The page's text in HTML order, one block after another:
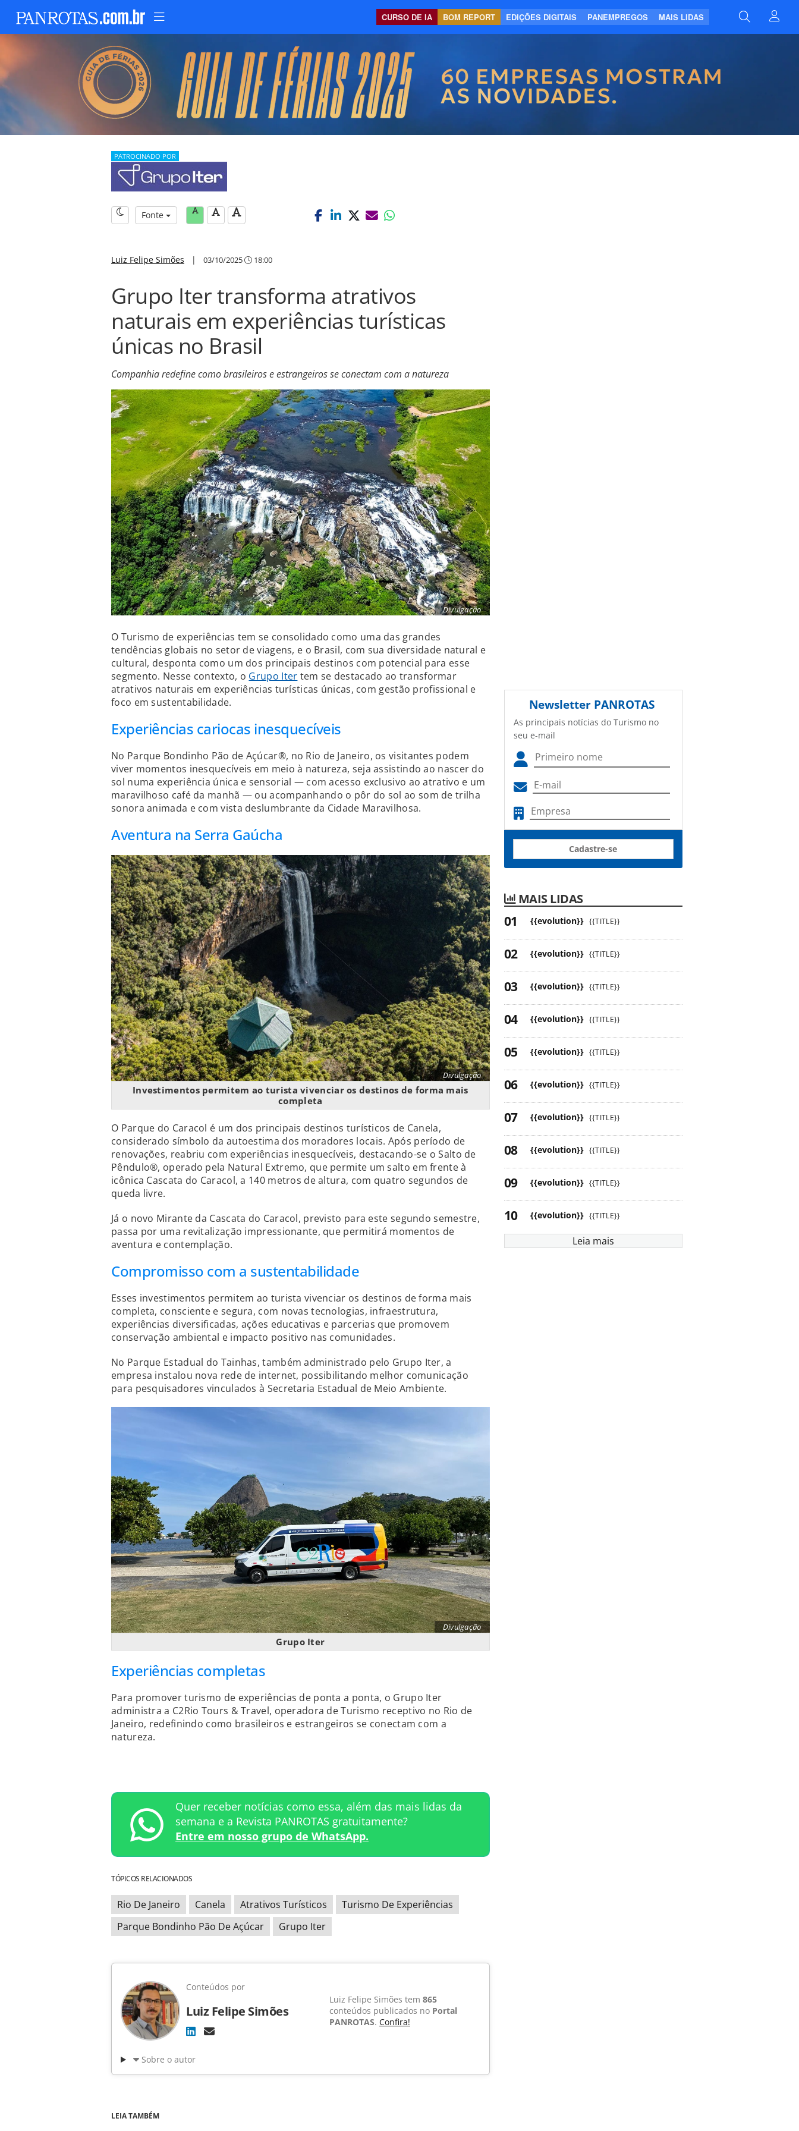
CURSO DE IA BOM REPORT EDIÇÕES DIGITAIS PANEMPREGOS MAIS LIDAS
PATROCINADO POR
Fonte
Luiz Felipe Simões | 03/10/2025 18:00
Grupo Iter transforma atrativos
naturais em experiências turísticas
únicas no Brasil
Companhia redefine como brasileiros e estrangeiros se conectam com a natureza
Divulgação
O Turismo de experiências tem se consolidado como uma das grandes
tendências globais no setor de viagens, e o Brasil, com sua diversidade natural e
cultural, desponta como um dos principais destinos com potencial para esse
segmento. Nesse contexto, o Grupo Iter tem se destacado ao transformar
atrativos naturais em experiências turísticas únicas, com gestão profissional e
foco em sustentabilidade.
Experiências cariocas inesquecíveis
No Parque Bondinho Pão de Açúcar®, no Rio de Janeiro, os visitantes podem
viver momentos inesquecíveis em meio à natureza, seja assistindo ao nascer do
sol numa experiência única e sensorial — com acesso exclusivo ao atrativo e um
maravilhoso café da manhã — ou acompanhando o pôr do sol ao som de trilha
sonora animada e com vista deslumbrante da Cidade Maravilhosa.
Aventura na Serra Gaúcha
Divulgação
Investimentos permitem ao turista vivenciar os destinos de forma mais
completa
O Parque do Caracol é um dos principais destinos turísticos de Canela,
considerado símbolo da autoestima dos moradores locais. Após período de
renovações, reabriu com experiências inesquecíveis, destacando-se o Salto de
Pêndulo®, operado pela Natural Extremo, que permite um salto em frente à
icônica Cascata do Caracol, a 140 metros de altura, com quatro segundos de
queda livre.
Já o novo Mirante da Cascata do Caracol, previsto para este segundo semestre,
passa por uma revitalização impressionante, que permitirá momentos de
aventura e contemplação.
Compromisso com a sustentabilidade
Esses investimentos permitem ao turista vivenciar os destinos de forma mais
completa, consciente e segura, com novas tecnologias, infraestrutura,
experiências diversificadas, ações educativas e parcerias que promovem
conservação ambiental e impacto positivo nas comunidades.
No Parque Estadual do Tainhas, também administrado pelo Grupo Iter, a
empresa instalou nova rede de internet, possibilitando melhor comunicação
para pesquisadores vinculados à Secretaria Estadual de Meio Ambiente.
Divulgação
Grupo Iter
Experiências completas
Para promover turismo de experiências de ponta a ponta, o Grupo Iter
administra a C2Rio Tours & Travel, operadora de Turismo receptivo no Rio de
Janeiro, redefinindo como brasileiros e estrangeiros se conectam com a
natureza.
Quer receber notícias como essa, além das mais lidas da
semana e a Revista PANROTAS gratuitamente?
Entre em nosso grupo de WhatsApp.
TÓPICOS RELACIONADOS
Rio De Janeiro Canela Atrativos Turísticos
Turismo De Experiências
Parque Bondinho Pão De Açúcar
Grupo Iter
Conteúdos por
Luiz Felipe Simões
Luiz Felipe Simões tem 865
conteúdos publicados no Portal
PANROTAS. Confira!
Sobre o autor
LEIA TAMBÉM
Newsletter PANROTAS
As principais notícias do Turismo no
seu e-mail
Cadastre-se
MAIS LIDAS
{{evolution}} {{TITLE}}
{{evolution}} {{TITLE}}
{{evolution}} {{TITLE}}
{{evolution}} {{TITLE}}
{{evolution}} {{TITLE}}
{{evolution}} {{TITLE}}
{{evolution}} {{TITLE}}
{{evolution}} {{TITLE}}
{{evolution}} {{TITLE}}
{{evolution}} {{TITLE}}
Leia mais